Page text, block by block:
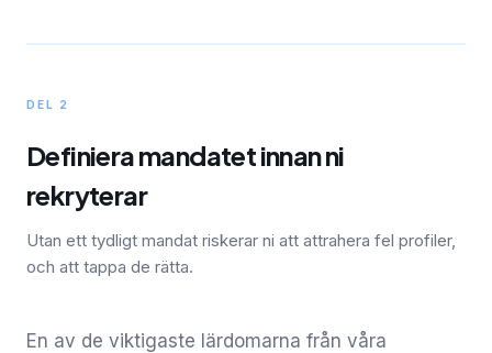
DEL 2
Definiera mandatet innan ni
rekryterar
Utan ett tydligt mandat riskerar ni att attrahera fel profiler,
och att tappa de rätta.
En av de viktigaste lärdomarna från våra